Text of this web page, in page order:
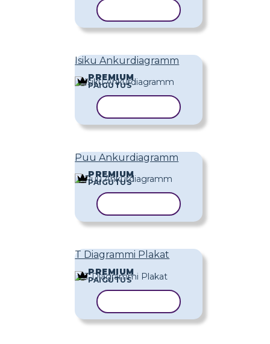
Isiku Ankurdiagramm
PREMIUM
PAIGUTUS
Puu Ankurdiagramm
PREMIUM
PAIGUTUS
T Diagrammi Plakat
PREMIUM
PAIGUTUS